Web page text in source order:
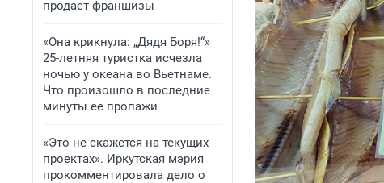
продает франшизы
«Она крикнула: „Дядя Боря!“»
25-летняя туристка исчезла
ночью у океана во Вьетнаме.
Что произошло в последние
минуты ее пропажи
«Это не скажется на текущих
проектах». Иркутская мэрия
прокомментировала дело о